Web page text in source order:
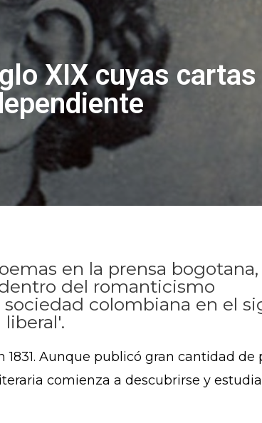
XIX cuyas cartas
en la prensa bogotana,
del romanticismo
colombiana en el
1831. Aunque publicó gran cantidad de
comienza a descubrirse y